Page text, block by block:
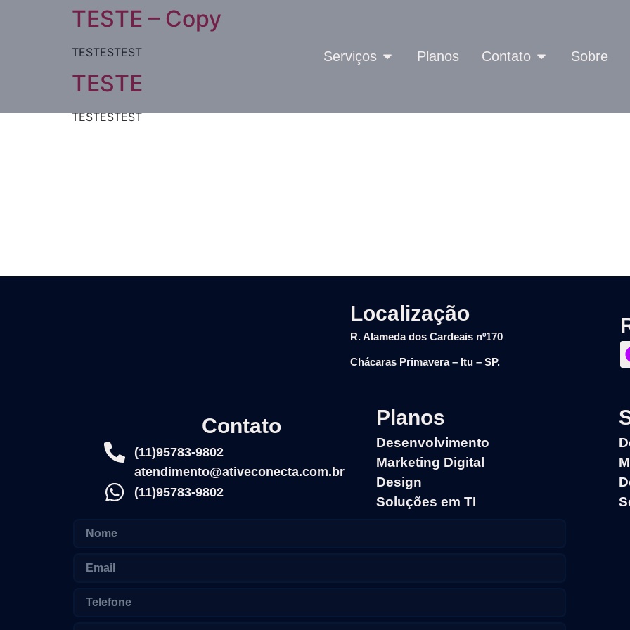
Serviços Planos Contato Sobre
TESTE – Copy
TESTESTEST
TESTE
TESTESTEST
Localização
R. Alameda dos Cardeais nº170
Chácaras Primavera – Itu – SP.
Contato
(11)95783-9802
atendimento@ativeconecta.com.br
(11)95783-9802
Planos
Desenvolvimento
Marketing Digital
Design
Soluções em TI​